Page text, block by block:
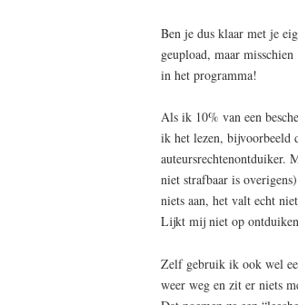
Ben je dus klaar met je
geupload, maar
in het programma!
Als ik 10% van een
ik het lezen, bijvoorbeeld
auteursrechtenontduiker.
niet strafbaar is
niets aan, het valt echt
Lijkt mij niet op
Zelf gebruik ik ook wel
weer weg en zit er niets